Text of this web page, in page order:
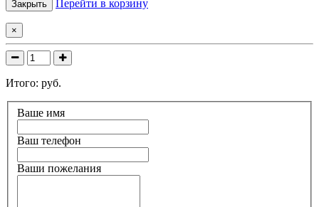
Закрыть Перейти в корзину
×
Итого: руб.
Ваше имя
Ваш телефон
Ваши пожелания